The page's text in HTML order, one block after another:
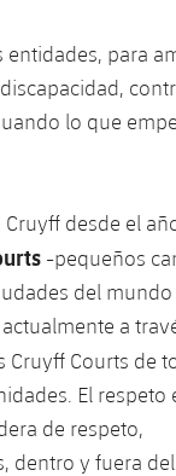
para
lo que
desde el
-pequeños
del
a
Cruyff Courts de
El respeto
de respeto,
dentro y fuera del